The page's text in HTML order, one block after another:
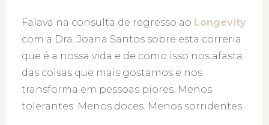
Falava na consulta de regresso ao Longevity
com a Dra. Joana Santos sobre esta correria
que é a nossa vida e de como isso nos afasta
das coisas que mais gostamos e nos
transforma em pessoas piores. Menos
tolerantes. Menos doces. Menos sorridentes.